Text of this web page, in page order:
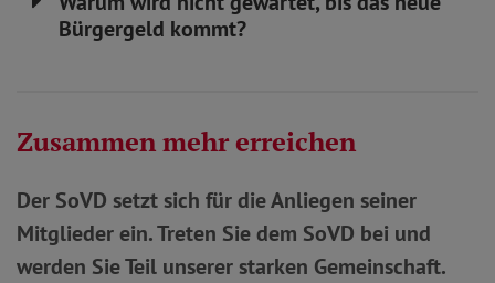
Bürgergeld kommt?
Zusammen mehr erreichen
Der SoVD setzt sich für die Anliegen seiner
Mitglieder ein. Treten Sie dem SoVD bei und
werden Sie Teil unserer starken Gemeinschaft.